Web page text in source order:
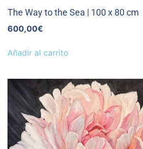
The Way to the Sea | 100 x 80 cm
600,00€
Añadir al carrito